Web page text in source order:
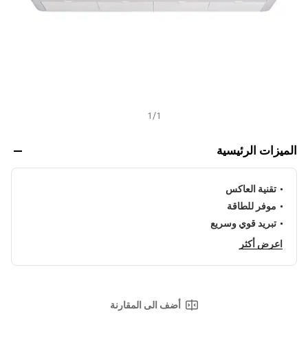
1 /1
الميزات الرئيسية
تقنية العاكس
موفر للطاقة
تبريد قوي وسريع
اعرض أكثر
أضف الى المقارنة